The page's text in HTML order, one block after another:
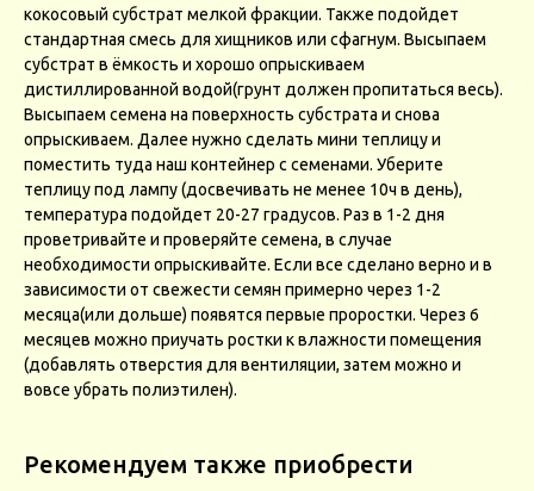
кокосовый субстрат мелкой фракции. Также подойдет
стандартная смесь для хищников или сфагнум. Высыпаем
субстрат в ёмкость и хорошо опрыскиваем
дистиллированной водой(грунт должен пропитаться весь).
Высыпаем семена на поверхность субстрата и снова
опрыскиваем. Далее нужно сделать мини теплицу и
поместить туда наш контейнер с семенами. Уберите
теплицу под лампу (досвечивать не менее 10ч в день),
температура подойдет 20-27 градусов. Раз в 1-2 дня
проветривайте и проверяйте семена, в случае
необходимости опрыскивайте. Если все сделано верно и в
зависимости от свежести семян примерно через 1-2
месяца(или дольше) появятся первые проростки. Через 6
месяцев можно приучать ростки к влажности помещения
(добавлять отверстия для вентиляции, затем можно и
вовсе убрать полиэтилен).
Рекомендуем также приобрести